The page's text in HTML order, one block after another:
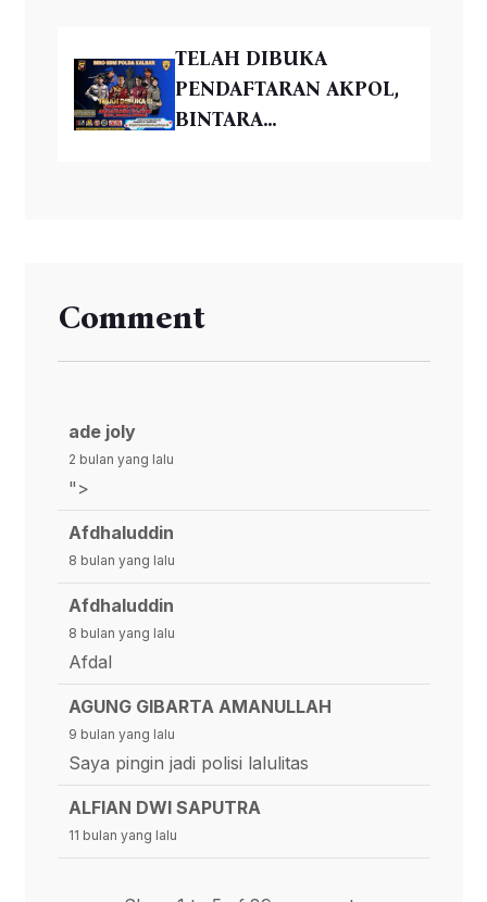
TELAH DIBUKA
PENDAFTARAN AKPOL,
BINTARA...
Comment
ade joly
2 bulan yang lalu
">
Afdhaluddin
8 bulan yang lalu
Afdhaluddin
8 bulan yang lalu
Afdal
AGUNG GIBARTA AMANULLAH
9 bulan yang lalu
Saya pingin jadi polisi lalulitas
ALFIAN DWI SAPUTRA
11 bulan yang lalu